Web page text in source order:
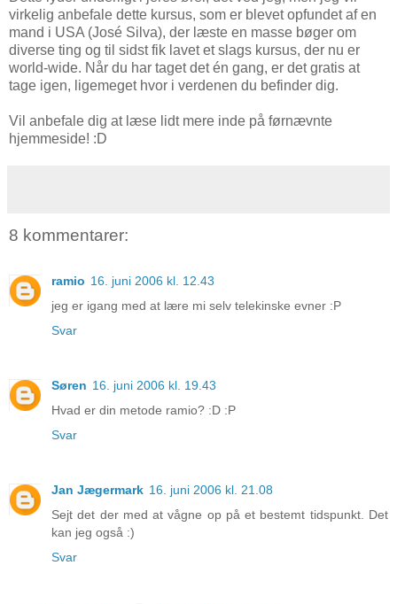
virkelig anbefale dette kursus, som er blevet opfundet af en
mand i USA (José Silva), der læste en masse bøger om
diverse ting og til sidst fik lavet et slags kursus, der nu er
world-wide. Når du har taget det én gang, er det gratis at
tage igen, ligemeget hvor i verdenen du befinder dig.
Vil anbefale dig at læse lidt mere inde på førnævnte
hjemmeside! :D
8 kommentarer:
ramio 16. juni 2006 kl. 12.43
jeg er igang med at lære mi selv telekinske evner :P
Svar
Søren 16. juni 2006 kl. 19.43
Hvad er din metode ramio? :D :P
Svar
Jan Jægermark 16. juni 2006 kl. 21.08
Sejt det der med at vågne op på et bestemt tidspunkt. Det
kan jeg også :)
Svar